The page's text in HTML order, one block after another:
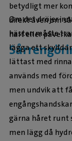
betydligt mer
direkt även om
halt eller
Om det dröjer
hästen måste
lägga ett
lättast med
används med
men undvik att
gärna håret runt
men lägg då